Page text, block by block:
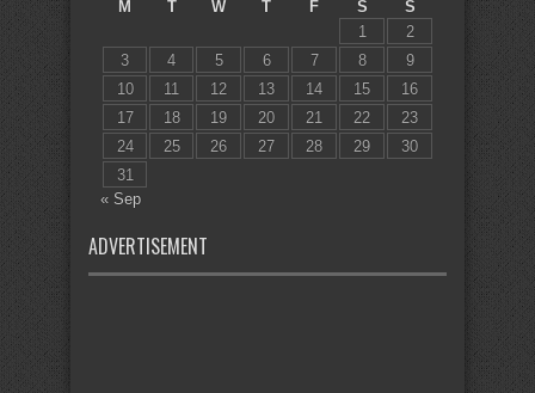
M
T W T F S
S
1
2
3
4 5 6 7 8
9
10
11 12 13 14 15
16
17
18 19 20 21 22
23
24
25 26 27 28 29
30
31
« Sep
ADVERTISEMENT